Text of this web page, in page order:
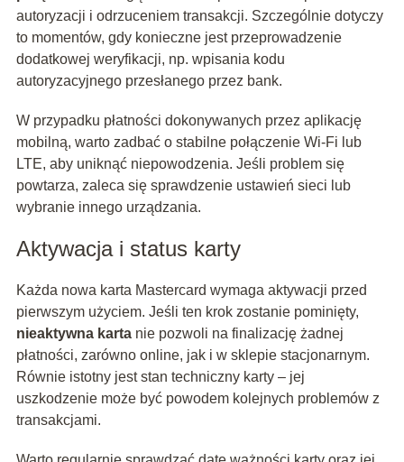
autoryzacji i odrzuceniem transakcji. Szczególnie dotyczy
to momentów, gdy konieczne jest przeprowadzenie
dodatkowej weryfikacji, np. wpisania kodu
autoryzacyjnego przesłanego przez bank.
W przypadku płatności dokonywanych przez aplikację
mobilną, warto zadbać o stabilne połączenie Wi-Fi lub
LTE, aby uniknąć niepowodzenia. Jeśli problem się
powtarza, zaleca się sprawdzenie ustawień sieci lub
wybranie innego urządzania.
Aktywacja i status karty
Każda nowa karta Mastercard wymaga aktywacji przed
pierwszym użyciem. Jeśli ten krok zostanie pominięty,
nieaktywna kartanie pozwoli na finalizację żadnej
płatności, zarówno online, jak i w sklepie stacjonarnym.
Równie istotny jest stan techniczny karty – jej
uszkodzenie może być powodem kolejnych problemów z
transakcjami.